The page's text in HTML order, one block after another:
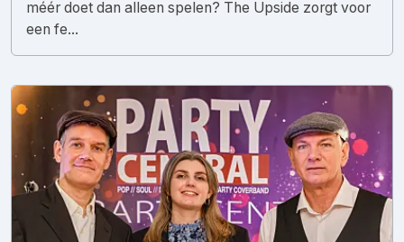
méér doet dan alleen spelen? The Upside zorgt voor
een fe...